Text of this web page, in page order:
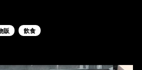
販 飲食